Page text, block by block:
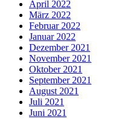
April 2022
März 2022
Februar 2022
Januar 2022
Dezember 2021
November 2021
Oktober 2021
September 2021
August 2021
Juli 2021
Juni 2021